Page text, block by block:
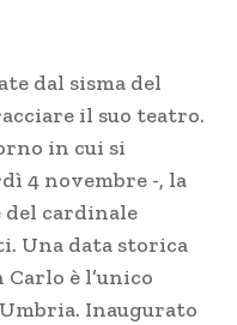
dal sisma del
il suo teatro.
in cui si
4 novembre -, la
cardinale
Una data storica
è l’unico
Inaugurato